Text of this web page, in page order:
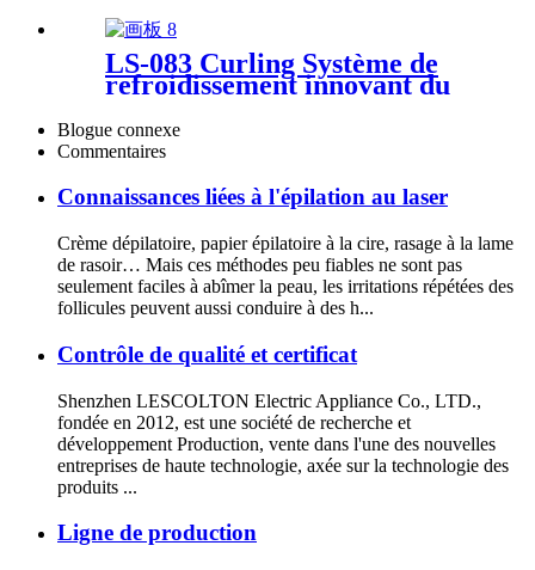
LS-083 Curling Système de
refroidissement innovant du
Salon Home Use Professional
Cooling Curls Iron
Blogue connexe
Commentaires
Connaissances liées à l'épilation au laser
Crème dépilatoire, papier épilatoire à la cire, rasage à la lame
de rasoir… Mais ces méthodes peu fiables ne sont pas
seulement faciles à abîmer la peau, les irritations répétées des
follicules peuvent aussi conduire à des h...
Contrôle de qualité et certificat
Shenzhen LESCOLTON Electric Appliance Co., LTD.,
fondée en 2012, est une société de recherche et
développement Production, vente dans l'une des nouvelles
entreprises de haute technologie, axée sur la technologie des
produits ...
Ligne de production